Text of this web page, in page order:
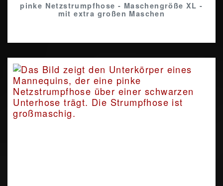
pinke Netzstrumpfhose - Maschengröße XL -
mit extra großen Maschen